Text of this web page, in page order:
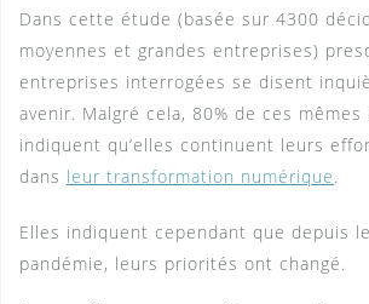
Dans cette étude (basée sur 4300
moyennes et grandes entreprises)
entreprises interrogées se disent
avenir. Malgré cela, 80% de ces
indiquent qu’elles continuent leurs
dans leur transformation numérique.
Elles indiquent cependant que depuis
pandémie, leurs priorités ont changé.